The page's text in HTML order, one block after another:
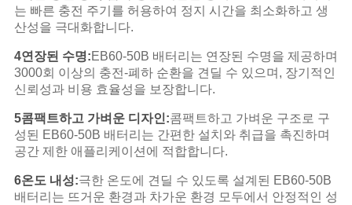
는 빠른 충전 주기를 허용하여 정지 시간을 최소화하고 생
산성을 극대화합니다.
4연장된 수명:EB60-50B 배터리는 연장된 수명을 제공하며
3000회 이상의 충전-폐하 순환을 견딜 수 있으며, 장기적인
신뢰성과 비용 효율성을 보장합니다.
5콤팩트하고 가벼운 디자인:콤팩트하고 가벼운 구조로 구
성된 EB60-50B 배터리는 간편한 설치와 취급을 촉진하며
공간 제한 애플리케이션에 적합합니다.
6온도 내성:극한 온도에 견딜 수 있도록 설계된 EB60-50B
배터리는 뜨거운 환경과 차가운 환경 모두에서 안정적인 성